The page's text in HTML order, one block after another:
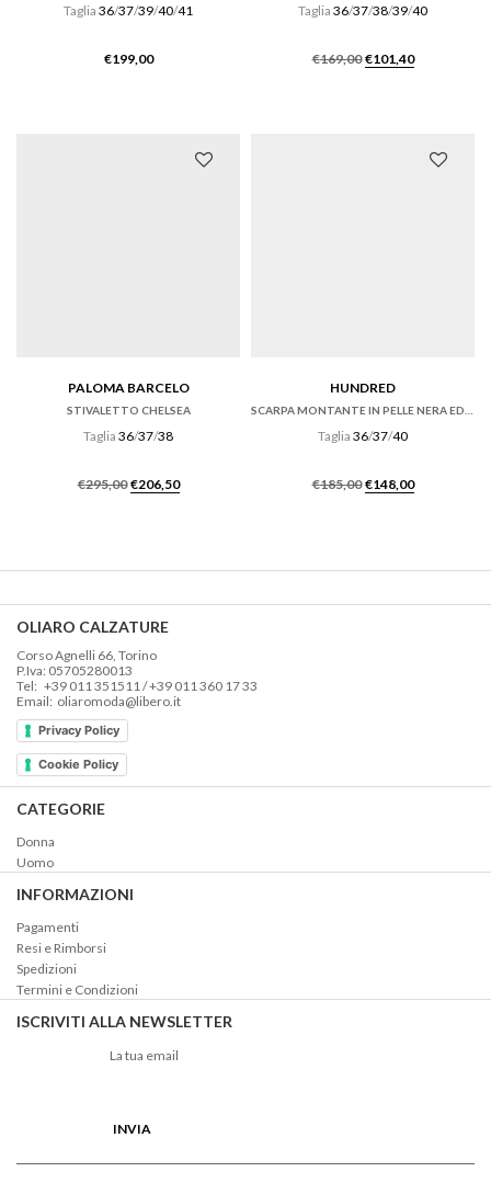
Taglia 36/37/39/40/41
€199,00
Taglia 36/37/38/39/40
€169,00 Il
€101,40Il
PALOMA BARCELO
STIVALETTO CHELSEA
Taglia 36/37/38
€295,00 Il
€295,00.
€206,50Il
€206,50.
HUNDRED
Taglia 36/37/40
€185,00 Il
€185,00.
€148,00Il
€148,00.
OLIARO CALZATURE
Corso Agnelli 66, Torino
P.Iva: 05705280013
Tel: +39 011 351511 / +39 011 360 17 33
Email: oliaromoda@libero.it
Privacy Policy
Cookie Policy
CATEGORIE
Donna
Uomo
INFORMAZIONI
Pagamenti
Resi e Rimborsi
Spedizioni
Termini e Condizioni
ISCRIVITI ALLA NEWSLETTER